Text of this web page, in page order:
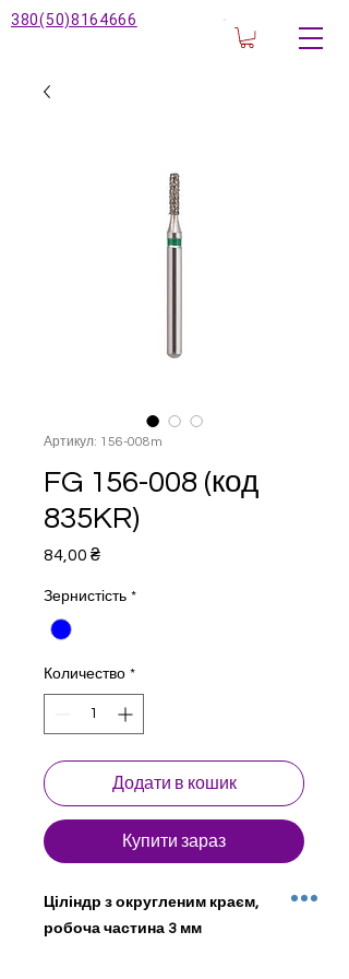
380(50)8164666
Артикул: 156-008m
FG 156-008 (код
835KR)
84,00 ₴Цена
Зернистість *
Количество *
Додати в кошик
Купити зараз
Ціліндр з округленим краєм,
робоча частина 3 мм